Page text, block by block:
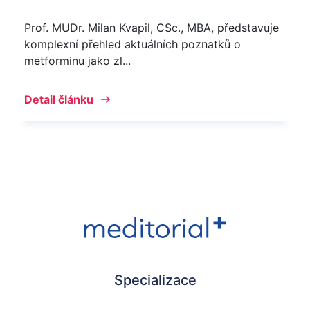
Prof. MUDr. Milan Kvapil, CSc., MBA, představuje
komplexní přehled aktuálních poznatků o
metforminu jako zl...
Detail článku
Specializace